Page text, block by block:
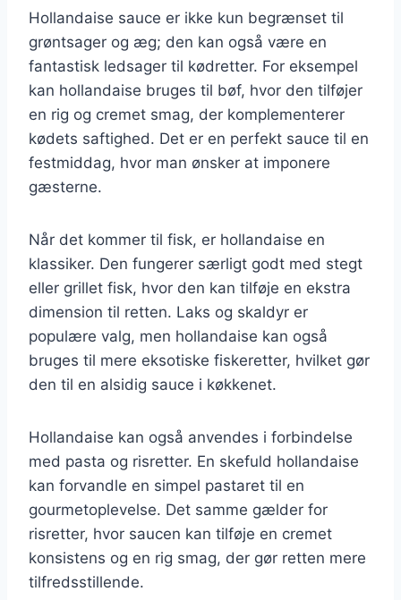
Hollandaise sauce er ikke kun begrænset til
grøntsager og æg; den kan også være en
fantastisk ledsager til kødretter. For eksempel
kan hollandaise bruges til bøf, hvor den tilføjer
en rig og cremet smag, der komplementerer
kødets saftighed. Det er en perfekt sauce til en
festmiddag, hvor man ønsker at imponere
gæsterne.
Når det kommer til fisk, er hollandaise en
klassiker. Den fungerer særligt godt med stegt
eller grillet fisk, hvor den kan tilføje en ekstra
dimension til retten. Laks og skaldyr er
populære valg, men hollandaise kan også
bruges til mere eksotiske fiskeretter, hvilket gør
den til en alsidig sauce i køkkenet.
Hollandaise kan også anvendes i forbindelse
med pasta og risretter. En skefuld hollandaise
kan forvandle en simpel pastaret til en
gourmetoplevelse. Det samme gælder for
risretter, hvor saucen kan tilføje en cremet
konsistens og en rig smag, der gør retten mere
tilfredsstillende.